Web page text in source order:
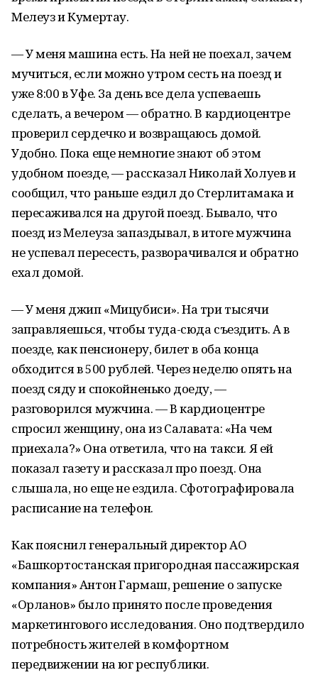
Мелеуз и Кумертау.
— У меня машина есть. На ней не поехал, зачем
мучиться, если можно утром сесть на поезд и
уже 8:00 в Уфе. За день все дела успеваешь
сделать, а вечером — обратно. В кардиоцентре
проверил сердечко и возвращаюсь домой.
Удобно. Пока еще немногие знают об этом
удобном поезде, — рассказал Николай Холуев и
сообщил, что раньше ездил до Стерлитамака и
пересаживался на другой поезд. Бывало, что
поезд из Мелеуза запаздывал, в итоге мужчина
не успевал пересесть, разворачивался и обратно
ехал домой.
— У меня джип «Мицубиси». На три тысячи
заправляешься, чтобы туда-сюда съездить. А в
поезде, как пенсионеру, билет в оба конца
обходится в 500 рублей. Через неделю опять на
поезд сяду и спокойненько доеду, —
разговорился мужчина. — В кардиоцентре
спросил женщину, она из Салавата: «На чем
приехала?» Она ответила, что на такси. Я ей
показал газету и рассказал про поезд. Она
слышала, но еще не ездила. Сфотографировала
расписание на телефон.
Как пояснил генеральный директор АО
«Башкортостанская пригородная пассажирская
компания» Антон Гармаш, решение о запуске
«Орланов» было принято после проведения
маркетингового исследования. Оно подтвердило
потребность жителей в комфортном
передвижении на юг республики.